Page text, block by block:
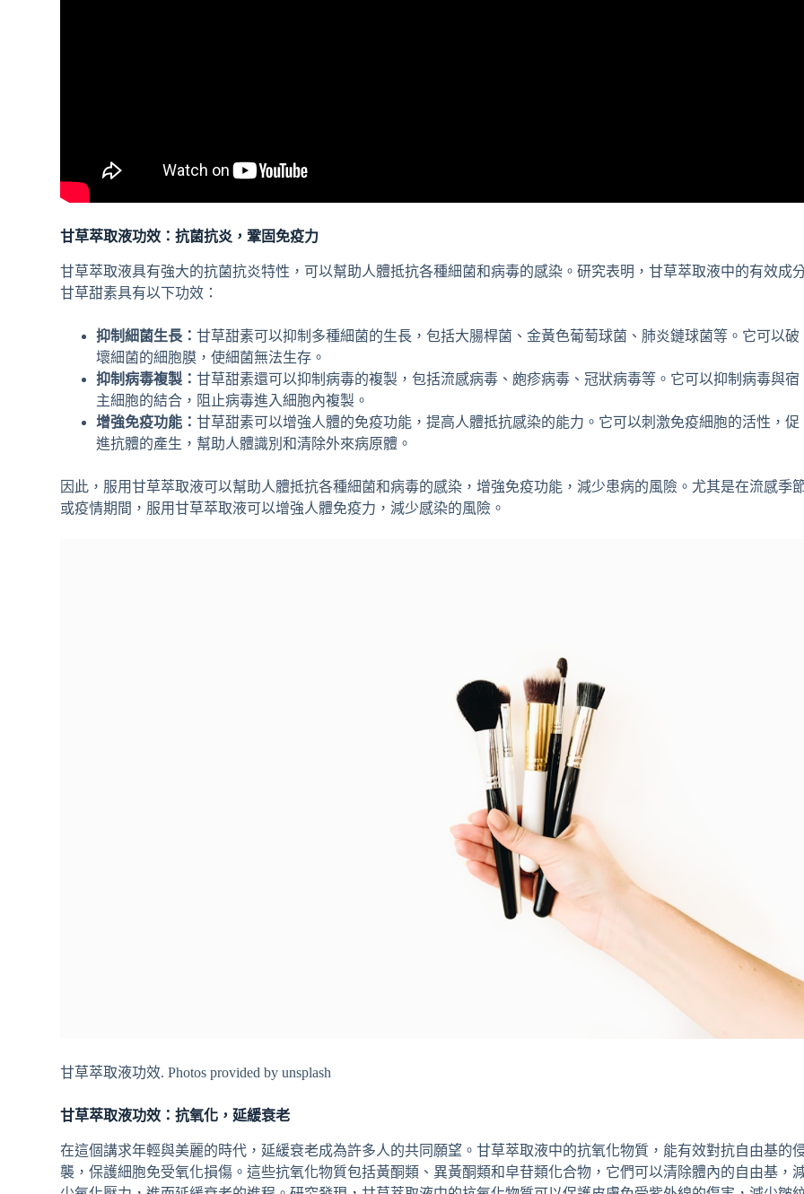
甘草萃取液功效：抗菌抗炎，鞏固免疫力
甘草萃取液具有強大的抗菌抗炎特性，可以幫助人體抵抗各種細菌和病毒的感染。研究表明，甘草萃取液中的有效成
甘草甜素具有以下功效：
抑制細菌生長：甘草甜素可以抑制多種細菌的生長，包括大腸桿菌、金黃色葡萄球菌、肺炎鏈球菌等。它可以破
壞細菌的細胞膜，使細菌無法生存。
抑制病毒複製：甘草甜素還可以抑制病毒的複製，包括流感病毒、皰疹病毒、冠狀病毒等。它可以抑制病毒與宿
主細胞的結合，阻止病毒進入細胞內複製。
增強免疫功能：甘草甜素可以增強人體的免疫功能，提高人體抵抗感染的能力。它可以刺激免疫細胞的活性，促
進抗體的產生，幫助人體識別和清除外來病原體。
因此，服用甘草萃取液可以幫助人體抵抗各種細菌和病毒的感染，增強免疫功能，減少患病的風險。尤其是在流感季
或疫情期間，服用甘草萃取液可以增強人體免疫力，減少感染的風險。
甘草萃取液功效. Photos provided by unsplash
甘草萃取液功效：抗氧化，延緩衰老
在這個講求年輕與美麗的時代，延緩衰老成為許多人的共同願望。甘草萃取液中的抗氧化物質，能有效對抗自由基的
襲，保護細胞免受氧化損傷。這些抗氧化物質包括黃酮類、異黃酮類和皁苷類化合物，它們可以清除體內的自由基，